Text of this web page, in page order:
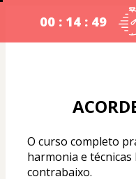
00 : 14 : 49
O curso completo
harmonia e
contrabaixo.